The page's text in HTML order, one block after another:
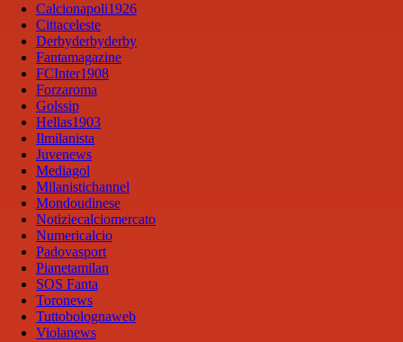
Calcionapoli1926
Cittaceleste
Derbyderbyderby
Fantamagazine
FCInter1908
Forzaroma
Golssip
Hellas1903
Ilmilanista
Juvenews
Mediagol
Milanistichannel
Mondoudinese
Notiziecalciomercato
Numericalcio
Padovasport
Pianetamilan
SOS Fanta
Toronews
Tuttobolognaweb
Violanews